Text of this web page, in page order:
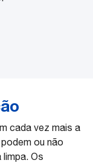
cada vez mais a
ou não
Os